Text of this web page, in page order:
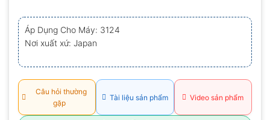
xếp
hạng
0.0
5
sao
Áp Dụng Cho Máy: 3124
Nơi xuất xứ: Japan
Câu hỏi thường
gặp
Tài liệu sản phẩm Video sản phẩm